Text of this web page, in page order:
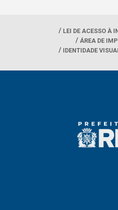
LEI DE ACESSO À
ÁREA DE
IDENTIDADE